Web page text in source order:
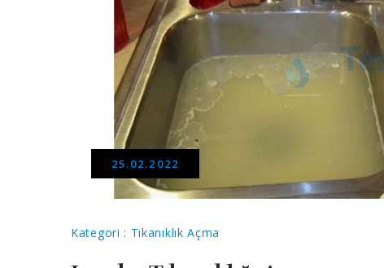
25.02.2022
Kategori : Tıkanıklık Açma